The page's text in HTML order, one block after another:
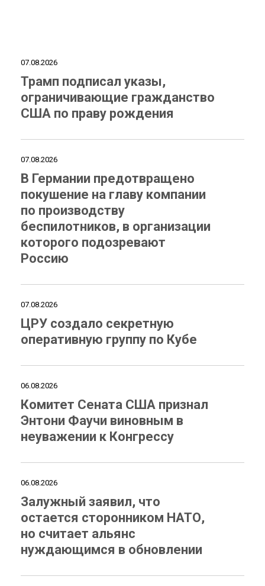
07.08.2026
Трамп подписал указы,
ограничивающие гражданство
США по праву рождения
07.08.2026
В Германии предотвращено
покушение на главу компании
по производству
беспилотников, в организации
которого подозревают
Россию
07.08.2026
ЦРУ создало секретную
оперативную группу по Кубе
06.08.2026
Комитет Сената США признал
Энтони Фаучи виновным в
неуважении к Конгрессу
06.08.2026
Залужный заявил, что
остается сторонником НАТО,
но считает альянс
нуждающимся в обновлении